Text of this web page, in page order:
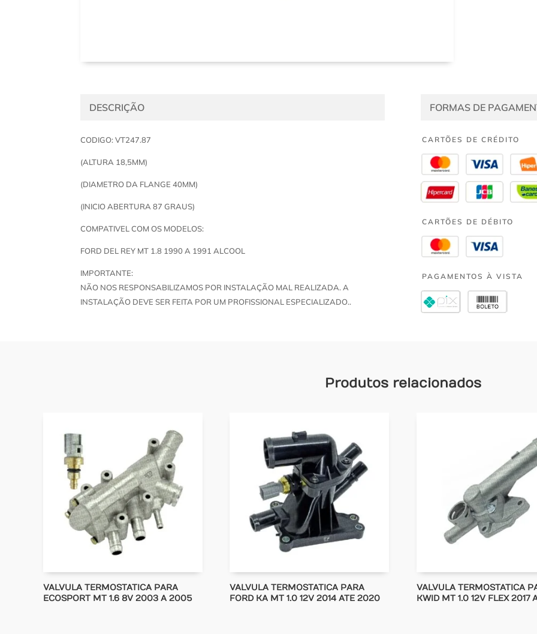
DESCRIÇÃO
CODIGO: VT247.87
(ALTURA 18,5MM)
(DIAMETRO DA FLANGE 40MM)
(INICIO ABERTURA 87 GRAUS)
COMPATIVEL COM OS MODELOS:
FORD DEL REY MT 1.8 1990 A 1991 ALCOOL
IMPORTANTE:
NÃO NOS RESPONSABILIZAMOS POR INSTALAÇÃO MAL REALIZADA. A
INSTALAÇÃO DEVE SER FEITA POR UM PROFISSIONAL ESPECIALIZADO..
FORMAS DE
CARTÕES DE CRÉDITO
CARTÕES DE DÉBITO
PAGAMENTOS À VISTA
Produtos relacionados
VALVULA TERMOSTATICA PARA
ECOSPORT MT 1.6 8V 2003 A 2005
VALVULA TERMOSTATICA PARA
FORD KA MT 1.0 12V 2014 ATE 2020
VALVULA TERMOSTATICA
KWID MT 1.0 12V FLEX 2017